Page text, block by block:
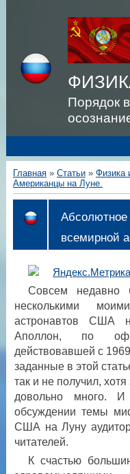
Порядок
Главная» Статьи» Физика
Американцы на Луне.
Абсолютное
всемирной
Совсем недавно
несколькими
астронавтов США
Аполлон, по
действовавшей с
заданные в этой
так и не получил,
довольно много.
обсуждении темы
США на Луну
читателей.
К счастью